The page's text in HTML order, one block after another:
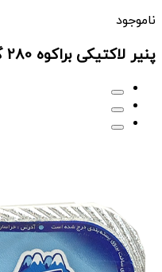
ناموجود
پنیر لاکتیکی براکوه 280 گرم